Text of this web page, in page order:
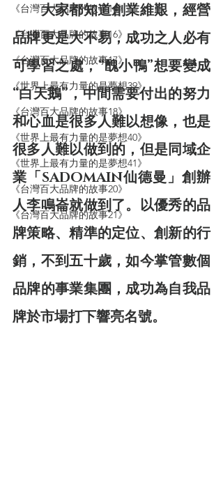
《台灣百大品牌的故事14》
《台灣百大品牌的故事16》
《台灣百大品牌的故事17》
《世界上最有力量的是夢想39》
《台灣百大品牌的故事18》
《世界上最有力量的是夢想40》
《世界上最有力量的是夢想41》
《台灣百大品牌的故事20》
《台灣百大品牌的故事21》
大家都知道創業維艱，經營
品牌更是大不易，成功之人必有
可學習之處，“醜小鴨”想要變成
“白天鵝”，中間需要付出的努力
和心血是很多人難以想像，也是
很多人難以做到的，但是同域企
業「SADOMAIN仙德曼」創辦
人李鳴崙就做到了。以優秀的品
牌策略、精準的定位、創新的行
銷，不到五十歲，如今掌管數個
品牌的事業集團，成功為自我品
牌於市場打下響亮名號。